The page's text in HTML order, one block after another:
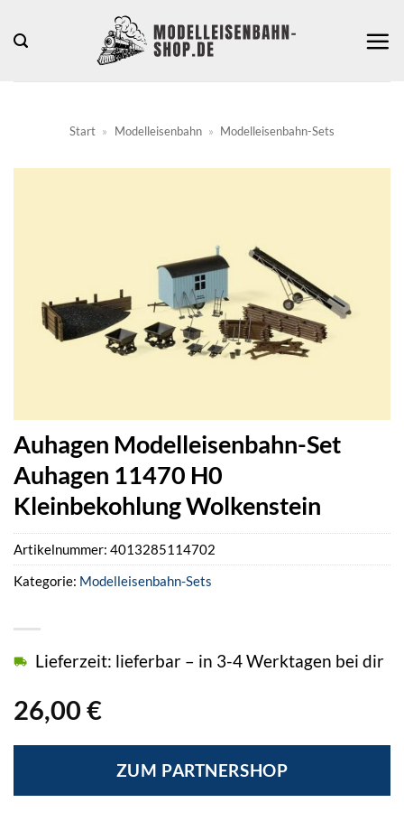
Inhalt
Start » Modelleisenbahn » Modelleisenbahn-Sets
Auhagen Modelleisenbahn-Set
Auhagen 11470 H0
Kleinbekohlung Wolkenstein
26,00 €
Lieferzeit: lieferbar – in 3-4 Werktagen bei dir
ZUM PARTNERSHOP
Artikelnummer: 4013285114702
Kategorie: Modelleisenbahn-Sets